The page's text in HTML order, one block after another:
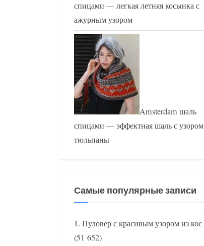
спицами — легкая летняя косынка с
ажурным узором
Amsterdam шаль
спицами — эффектная шаль с узором
тюльпаны
Самые популярные записи
Пуловер с красивым узором из кос
(51 652)